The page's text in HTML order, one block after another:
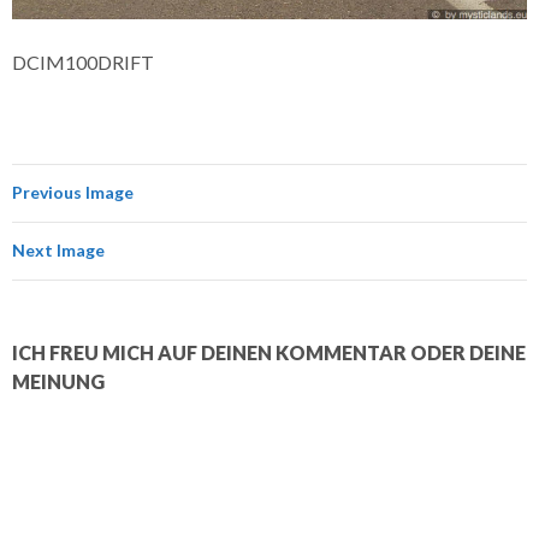
DCIM100DRIFT
Previous Image
Next Image
ICH FREU MICH AUF DEINEN KOMMENTAR ODER DEINE
MEINUNG